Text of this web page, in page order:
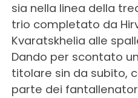
sia nella linea della
trio completato da
Kvaratskhelia alle
Dando per scontato
titolare sin da subito,
parte dei